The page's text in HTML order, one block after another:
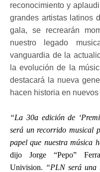
reconocimiento y
grandes artistas latinos
gala, se recrearán
nuestro legado
vanguardia de la
la evolución de la
destacará la nueva
hacen historia en
“La 30a edición de
será un recorrido musical
papel que nuestra música
dijo Jorge “Pepo”
Univision. “PLN será una